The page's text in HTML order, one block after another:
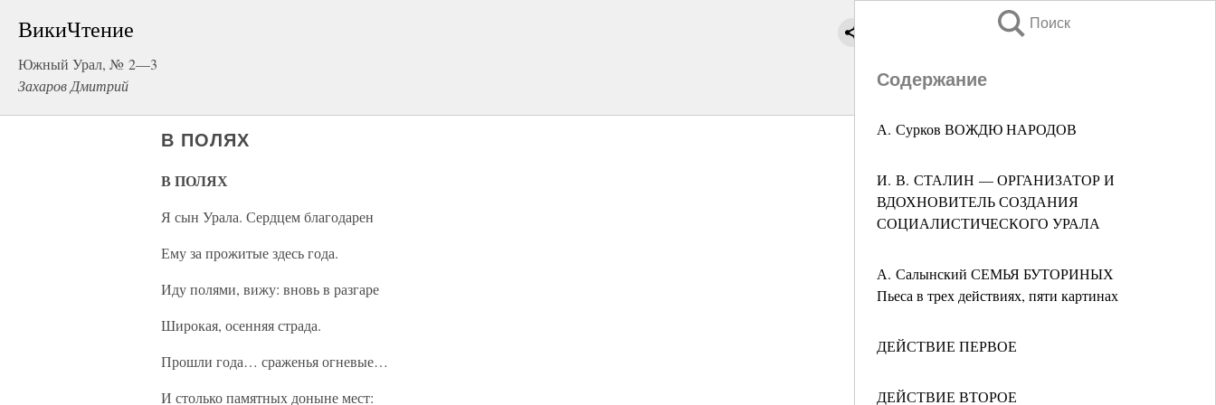
ВикиЧтение
Южный Урал, № 2—3
Захаров Дмитрий
Поиск
Содержание
А. Сурков ВОЖДЮ НАРОДОВ
И. В. СТАЛИН — ОРГАНИЗАТОР И
ВДОХНОВИТЕЛЬ СОЗДАНИЯ
СОЦИАЛИСТИЧЕСКОГО УРАЛА
А. Салынский СЕМЬЯ БУТОРИНЫХ
Пьеса в трех действиях, пяти картинах
ДЕЙСТВИЕ ПЕРВОЕ
ДЕЙСТВИЕ ВТОРОЕ
В ПОЛЯХ
В ПОЛЯХ
Я сын Урала. Сердцем благодарен
Ему за прожитые здесь года.
Иду полями, вижу: вновь в разгаре
Широкая, осенняя страда.
Прошли года… сраженья огневые…
И столько памятных доныне мест: